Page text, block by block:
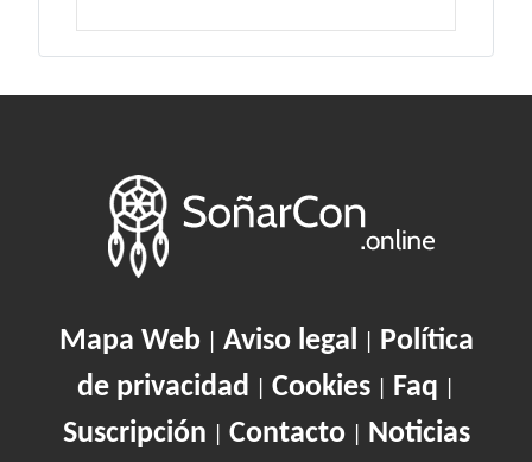
Mapa Web| Aviso legal
Política
de privacidad
Cookies Faq
Suscripción Contacto| Noticias